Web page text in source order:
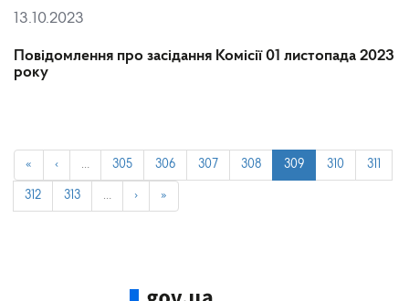
13.10.2023
Повідомлення про засідання Комісії 01 листопада 2023
року
« ‹ … 305 306 307 308 309 310 311
312 313 … › »